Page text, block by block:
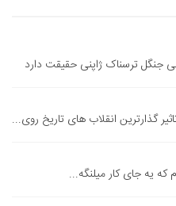
جنگل ترسناک ژاپنی حقیقت دارد
گذارترین انقلاب های تاریخ روی...
یه جای کار میلنگه...